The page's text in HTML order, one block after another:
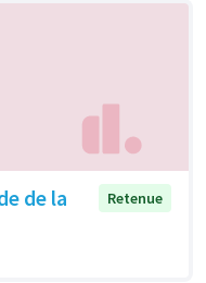
de la
Retenue